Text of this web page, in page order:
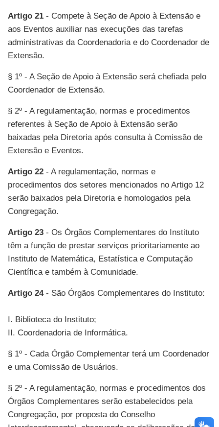
Artigo 21 - Compete à Seção de Apoio à Extensão e
aos Eventos auxiliar nas execuções das tarefas
administrativas da Coordenadoria e do Coordenador de
Extensão.
§ 1º - A Seção de Apoio à Extensão será chefiada pelo
Coordenador de Extensão.
§ 2º - A regulamentação, normas e procedimentos
referentes à Seção de Apoio à Extensão serão
baixadas pela Diretoria após consulta à Comissão de
Extensão e Eventos.
Artigo 22 - A regulamentação, normas e
procedimentos dos setores mencionados no Artigo 12
serão baixados pela Diretoria e homologados pela
Congregação.
Artigo 23 - Os Órgãos Complementares do Instituto
têm a função de prestar serviços prioritariamente ao
Instituto de Matemática, Estatística e Computação
Científica e também à Comunidade.
Artigo 24- São Órgãos Complementares do Instituto:
I. Biblioteca do Instituto;
II. Coordenadoria de Informática.
§ 1º - Cada Órgão Complementar terá um Coordenador
e uma Comissão de Usuários.
§ 2º - A regulamentação, normas e procedimentos dos
Órgãos Complementares serão estabelecidos pela
Congregação, por proposta do Conselho